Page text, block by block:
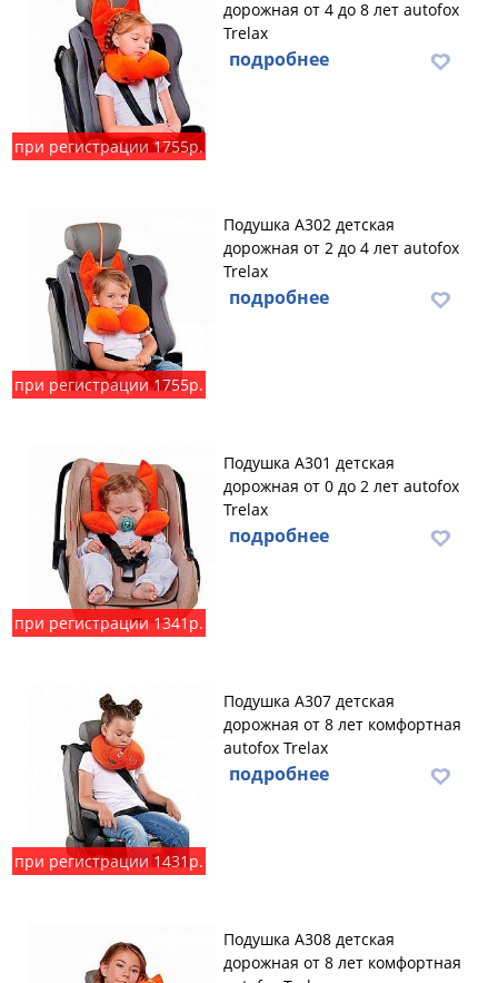
при регистрации 1755р.
дорожная от 4 до 8 лет autofox
Trelax
подробнее
при регистрации 1755р.
Подушка А302 детская
дорожная от 2 до 4 лет autofox
Trelax
подробнее
при регистрации 1341р.
Подушка А301 детская
дорожная от 0 до 2 лет autofox
Trelax
подробнее
при регистрации 1431р.
Подушка А307 детская
дорожная от 8 лет комфортная
autofox Trelax
подробнее
Подушка А308 детская
дорожная от 8 лет комфортная